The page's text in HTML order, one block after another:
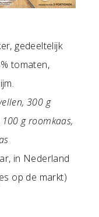
gedeeltelijk
tomaten,
300 g
g roomkaas,
in Nederland
op de markt)